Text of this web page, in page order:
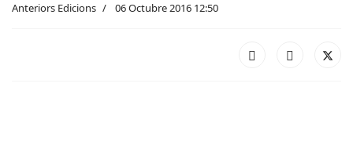
Anteriors Edicions 06 Octubre 2016 12:50